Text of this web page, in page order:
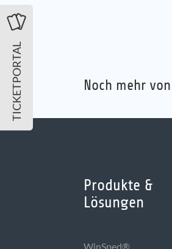
Noch mehr
Produkte &
Lösungen
WinSped®
TICKETPORTAL